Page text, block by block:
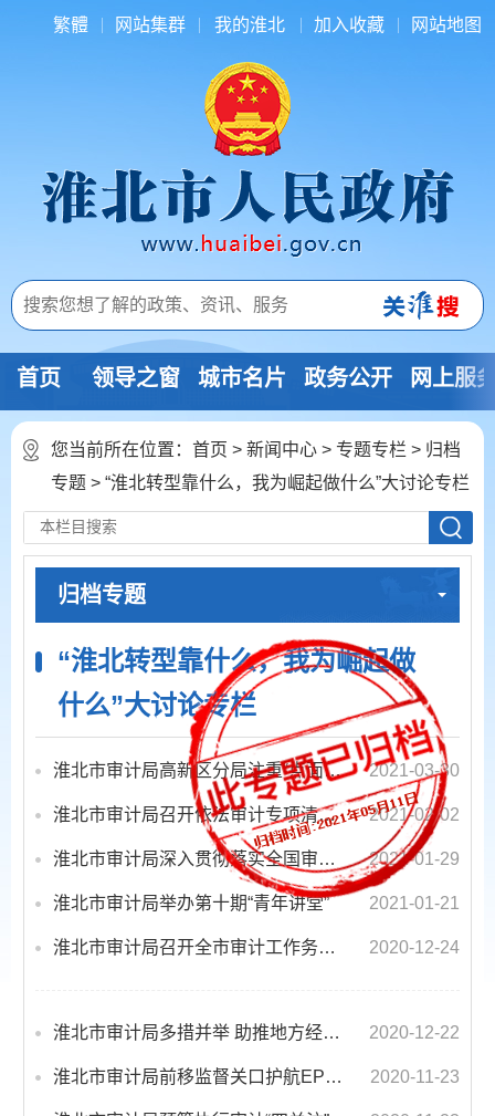
繁體 网站集群 我的淮北 加入收藏 网站地图
首页 领导之窗 城市名片 政务公开 网上服
您当前所在位置： 首页 > 新闻中心 > 专题专栏 > 归档
专题 > “淮北转型靠什么，我为崛起做什么”大讨论专栏
归档专题
“淮北转型靠什么，我为崛起做
什么”大讨论专栏
淮北市审计局高新区分局注重“点面结合”科学编制审计项目计划 2021-03-30
淮北市审计局召开依法审计专项清理整治部署会 2021-02-02
淮北市审计局深入贯彻落实全国审计工作会议精神科学谋划2021年审计工作 2021-01-29
淮北市审计局举办第十期“青年讲堂” 2021-01-21
淮北市审计局召开全市审计工作务虚会 2020-12-24
淮北市审计局多措并举 助推地方经济社会高质量发展 2020-12-22
淮北市审计局前移监督关口护航EPC建设项目 2020-11-23